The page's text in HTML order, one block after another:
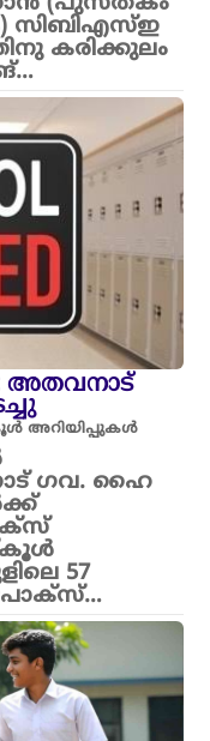
സിബിഎസ്ഇ
കരിക്കുലം
അതവനാട്
അറിയിപ്പുകൾ
ഗവ. ഹൈ
57
പോക്സ്…